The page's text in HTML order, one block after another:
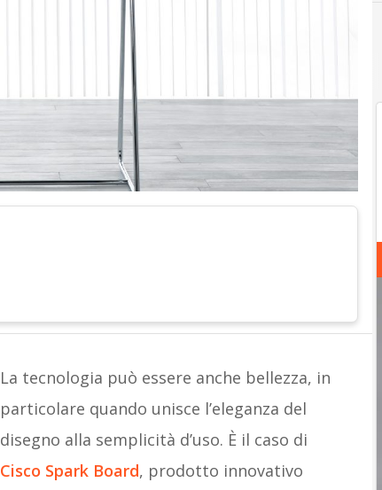
La tecnologia può essere anche bellezza, in
particolare quando unisce l’eleganza del
disegno alla semplicità d’uso. È il caso di
Cisco Spark Board, prodotto innovativo